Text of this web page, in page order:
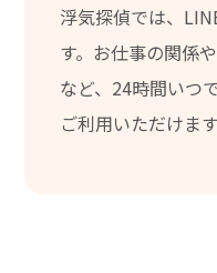
浮気探偵では、
す。お仕事の関係
など、24時間いつ
ご利用いただけます